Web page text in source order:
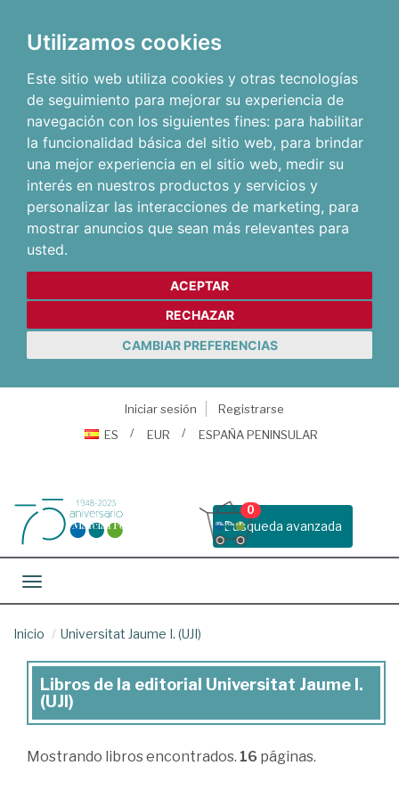
Utilizamos cookies
Este sitio web utiliza cookies y otras tecnologías
de seguimiento para mejorar su experiencia de
navegación con los siguientes fines: para habilitar
la funcionalidad básica del sitio web, para brindar
una mejor experiencia en el sitio web, medir su
interés en nuestros productos y servicios y
personalizar las interacciones de marketing, para
mostrar anuncios que sean más relevantes para
usted.
ACEPTAR
RECHAZAR
CAMBIAR PREFERENCIAS
Iniciar sesión
Registrarse
ES
EUR ESPAÑA PENINSULAR
Busqueda avanzada
0
Toggle navigation
Inicio Universitat Jaume I. (UJI)
Libros
de
la
Libros de la editorial Universitat Jaume I.
(UJI)
Mostrando libros encontrados. 16 páginas.